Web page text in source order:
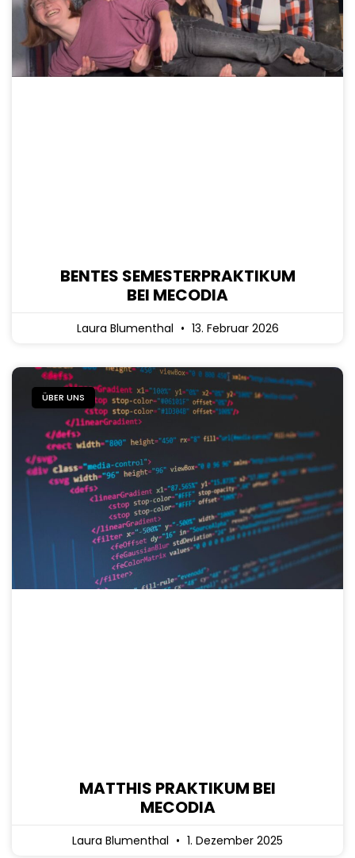
BENTES SEMESTERPRAKTIKUM
BEI MECODIA
Laura Blumenthal 13. Februar 2026
ÜBER UNS
MATTHIS PRAKTIKUM BEI
MECODIA
Laura Blumenthal 1. Dezember 2025